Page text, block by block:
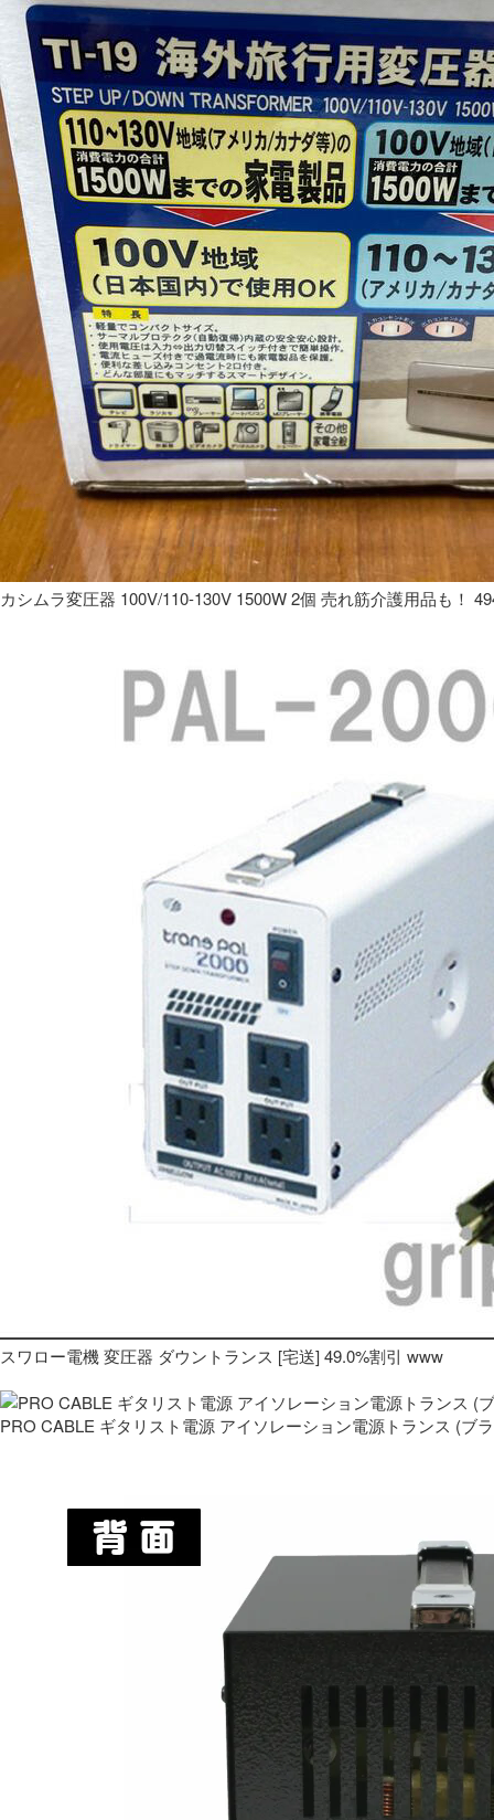
カシムラ変圧器 100V/110-130V 1500W 2個 売れ筋介護用品も！
スワロー電機 変圧器 ダウントランス [宅送] 49.0%割引 www
PRO CABLE ギタリスト電源 アイソレーション電源トランス (ブ